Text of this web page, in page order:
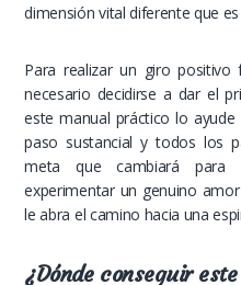
dimensión vital diferente que
Para realizar un giro
necesario decidirse a dar el
este manual práctico lo
paso sustancial y todos los
meta que cambiará para
experimentar un genuino
le abra el camino hacia una
¿Dónde conseguir